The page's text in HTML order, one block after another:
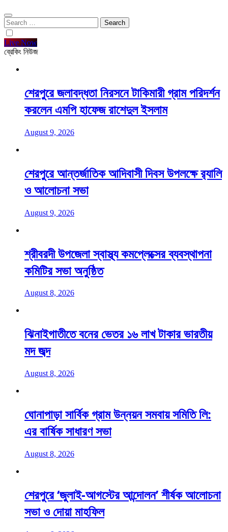
Search
for:
Live Now
ব্রেকিং নিউজ
শেরপুরে জলাবদ্ধতা নিরসনে টাকিমারী গ্রাম পরিদর্শন
করলেন এমপি হাফেজ রাশেদুল ইসলাম
August 9, 2026
শেরপুরে আন্তর্জাতিক আদিবাসী দিবস উপলক্ষে র‌্যালি
ও আলোচনা সভা
August 9, 2026
শ্রীবরদী উপজেলা স্বাস্থ্য কমপ্লেক্সের ব্যবস্থাপনা
কমিটির সভা অনুষ্ঠিত
August 8, 2026
ঝিনাইগাতীতে বনের ভেতর ১৬ লাখ টাকার ভারতীয়
মদ জব্দ
August 8, 2026
ঘোনাপাড়া সার্বিক গ্রাম উন্নয়ন সমবায় সমিতি লি:
এর বার্ষিক সাধারণ সভা
August 8, 2026
শেরপুরে ‘জুলাই-আগস্টের আন্দোলন’ শীর্ষক আলোচনা
সভা ও দোয়া মাহফিল